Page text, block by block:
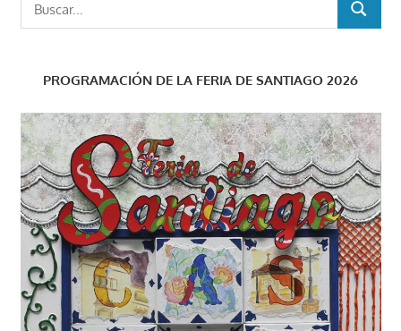
BUSCAR
PROGRAMACIÓN DE LA FERIA DE SANTIAGO 2026